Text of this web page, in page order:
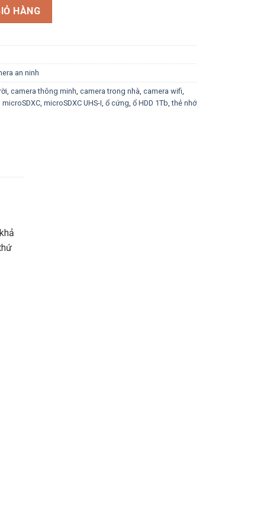
HDWV110UZSVA Surveillance 3.5 inch Vinsun Phân Phối số
HÀNG
an ninh
, camera thông minh, camera trong nhà, camera wifi,
microSDXC, microSDXC UHS-I, ổ cứng, ổ HDD 1Tb,thẻ nhớ